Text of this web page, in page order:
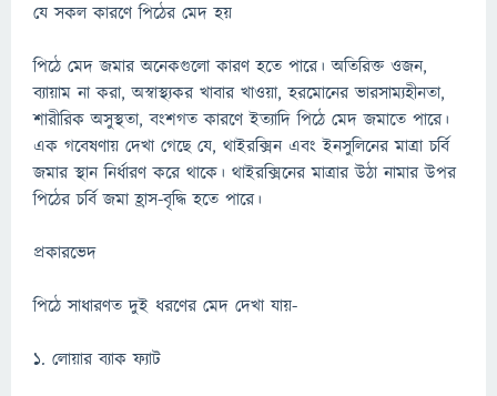
যে সকল কারণে পিঠের মেদ হয়
পিঠে মেদ জমার অনেকগুলো কারণ হতে পারে। অতিরিক্ত ওজন,
ব্যায়াম না করা, অস্বাস্থ্যকর খাবার খাওয়া, হরমোনের ভারসাম্যহীনতা,
শারীরিক অসুস্থতা, বংশগত কারণে ইত্যাদি পিঠে মেদ জমাতে পারে।
এক গবেষণায় দেখা গেছে যে, থাইরক্সিন এবং ইনসুলিনের মাত্রা চর্বি
জমার স্থান নির্ধারণ করে থাকে। থাইরক্সিনের মাত্রার উঠা নামার উপর
পিঠের চর্বি জমা হ্রাস-বৃদ্ধি হতে পারে।
প্রকারভেদ
পিঠে সাধারণত দুই ধরণের মেদ দেখা যায়-
১. লোয়ার ব্যাক ফ্যাট